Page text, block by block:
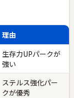
理由
生存力UPパークが
強い
ステルス強化パー
クが優秀